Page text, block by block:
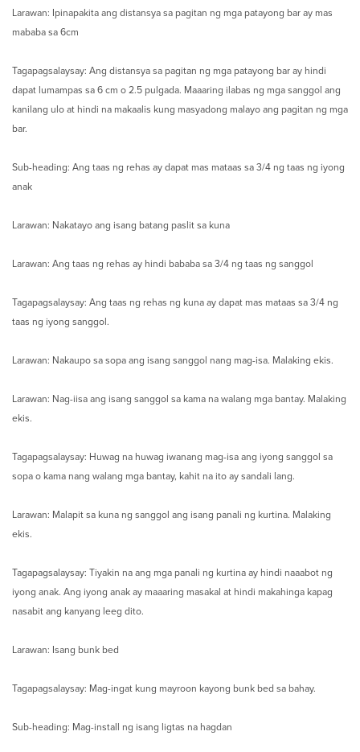
Larawan: Ipinapakita ang distansya sa pagitan ng mga patayong bar ay mas
mababa sa 6cm
Tagapagsalaysay: Ang distansya sa pagitan ng mga patayong bar ay hindi
dapat lumampas sa 6 cm o 2.5 pulgada. Maaaring ilabas ng mga sanggol ang
kanilang ulo at hindi na makaalis kung masyadong malayo ang pagitan ng mga
bar.
Sub-heading: Ang taas ng rehas ay dapat mas mataas sa 3/4 ng taas ng iyong
anak
Larawan: Nakatayo ang isang batang paslit sa kuna
Larawan: Ang taas ng rehas ay hindi bababa sa 3/4 ng taas ng sanggol
Tagapagsalaysay: Ang taas ng rehas ng kuna ay dapat mas mataas sa 3/4 ng
taas ng iyong sanggol.
Larawan: Nakaupo sa sopa ang isang sanggol nang mag-isa. Malaking ekis.
Larawan: Nag-iisa ang isang sanggol sa kama na walang mga bantay. Malaking
ekis.
Tagapagsalaysay: Huwag na huwag iwanang mag-isa ang iyong sanggol sa
sopa o kama nang walang mga bantay, kahit na ito ay sandali lang.
Larawan: Malapit sa kuna ng sanggol ang isang panali ng kurtina. Malaking
ekis.
Tagapagsalaysay: Tiyakin na ang mga panali ng kurtina ay hindi naaabot ng
iyong anak. Ang iyong anak ay maaaring masakal at hindi makahinga kapag
nasabit ang kanyang leeg dito.
Larawan: Isang bunk bed
Tagapagsalaysay: Mag-ingat kung mayroon kayong bunk bed sa bahay.
Sub-heading: Mag-install ng isang ligtas na hagdan